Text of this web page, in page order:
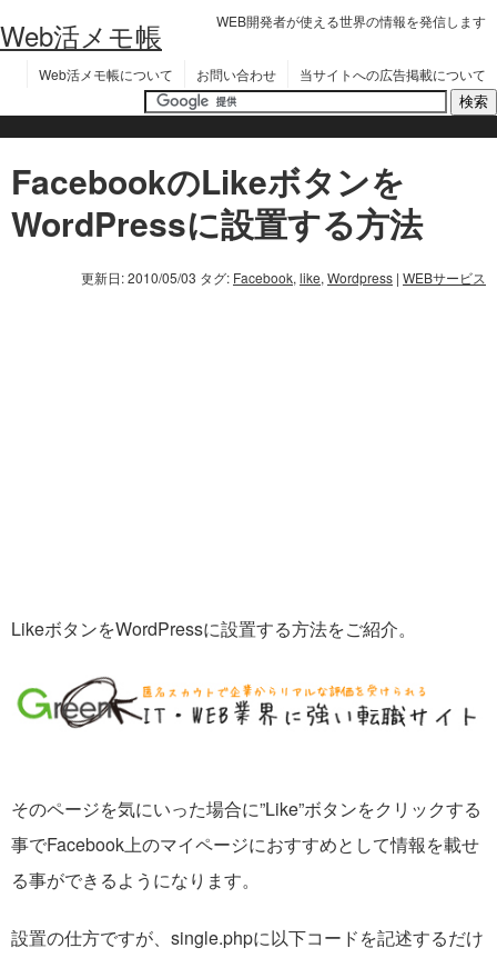
Web活メモ帳 WEB開発者が使える世界の情報を発信します
Web活メモ帳について お問い合わせ 当サイトへの広告掲載について
FacebookのLikeボタンを
WordPressに設置する方法
更新日: 2010/05/03 タグ: Facebook, like, Wordpress | WEBサービス
LikeボタンをWordPressに設置する方法をご紹介。
そのページを気にいった場合に”Like”ボタンをクリックする
事でFacebook上のマイページにおすすめとして情報を載せ
る事ができるようになります。
設置の仕方ですが、single.phpに以下コードを記述するだけ